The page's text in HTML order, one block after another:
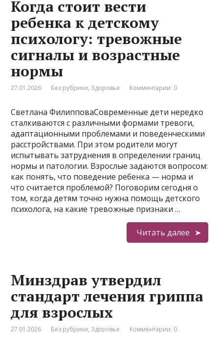
Когда стоит вести
ребенка к детскому
психологу: тревожные
сигналы и возрастные
нормы
27.01.2026 Без рубрики, Здоровье Комментарии: 0
Светлана ФилипповаСовременные дети нередко
сталкиваются с различными формами тревоги,
адаптационными проблемами и поведенческими
расстройствами. При этом родители могут
испытывать затруднения в определении границ
нормы и патологии. Взрослые задаются вопросом:
как понять, что поведение ребенка — норма и
что считается проблемой? Поговорим сегодня о
том, когда детям точно нужна помощь детского
психолога, на какие тревожные признаки …
Читать далее
Минздрав утвердил
стандарт лечения гриппа
для взрослых
27.01.2026 Без рубрики, Здоровье Комментарии: 0